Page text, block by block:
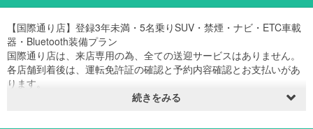
【国際通り店】登録3年未満・5名乗りSUV・禁煙・ナビ・ETC車載
器・Bluetooth装備プラン
国際通り店は、来店専用の為、全ての送迎サービスはありません。
各店舗到着後は、運転免許証の確認と予約内容確認とお支払いがあ
ります。
お支払いは、現金またはクレジット支払いができます。※支払い済み
続きをみる